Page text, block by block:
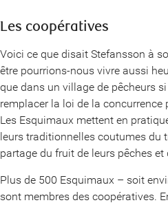
Les coopératives
Voici ce que disait Stefansson à
être pourrions-nous vivre aussi
que dans un village de pêcheurs
remplacer la loi de la concurrence
Les Esquimaux mettent en
leurs traditionnelles coutumes du
partage du fruit de leurs pêches et
Plus de 500 Esquimaux – soit
sont membres des coopératives.